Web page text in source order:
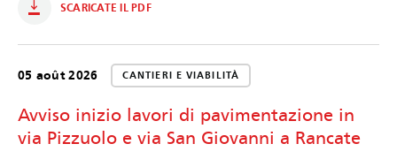
SCARICATE IL PDF
05 août 2026 CANTIERI E VIABILITÀ
Avviso inizio lavori di pavimentazione in
via Pizzuolo e via San Giovanni a Rancate